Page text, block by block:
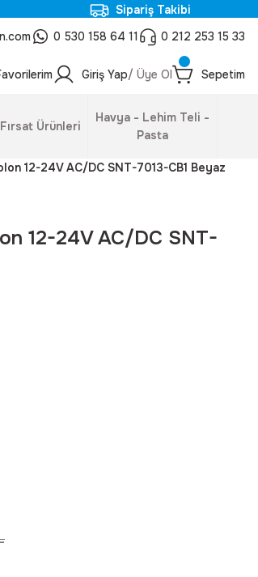
Sipariş Takibi
0 530 158 64 11 0 212 253 15 33
Giriş Yap/ Üye Ol Sepetim
Fırsat Ürünleri
Havya - Lehim Teli -
Pasta
12-24V AC/DC SNT-7013-CB1 Beyaz
12-24V AC/DC SNT-